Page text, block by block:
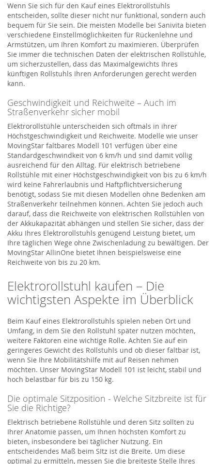
Wenn Sie sich für den Kauf eines Elektrorollstuhls
entscheiden, sollte dieser nicht nur funktional, sondern auch
bequem für Sie sein. Die meisten Modelle bei Sanivita bieten
verschiedene Einstellmöglichkeiten für Rückenlehne und
Armstützen, um Ihren Komfort zu maximieren. Überprüfen
Sie immer die technischen Daten der elektrischen Rollstühle,
um sicherzustellen, dass das Maximalgewichts Ihres
künftigen Rollstuhls Ihren Anforderungen gerecht werden
kann.
Geschwindigkeit und Reichweite – Auch im
Straßenverkehr sicher mobil
Elektrorollstühle unterscheiden sich oftmals in ihrer
Höchstgeschwindigkeit und Reichweite. Modelle wie unser
MovingStar faltbares Modell 101 verfügen über eine
Standardgeschwindkeit von 6 km/h und sind damit völlig
ausreichend für den Alltag. Für elektrisch betriebene
Rollstühle mit einer Höchstgeschwindigkeit von bis zu 6 km/h
wird keine Fahrerlaubnis und Haftpflichtversicherung
benötigt, sodass Sie mit diesen Modellen ohne Bedenken am
Straßenverkehr teilnehmen können. Achten Sie jedoch auch
darauf, dass die Reichweite von elektrischen Rollstühlen von
der Akkukapazität abhängen und stellen Sie sicher, dass der
Akku Ihres Elektrorollstuhls genügend Leistung bietet, um
Ihre täglichen Wege ohne Zwischenladung zu bewältigen. Der
MovingStar AllinOne bietet Ihnen beispielsweise eine
Reichweite von bis zu 20 km.
Elektrorollstuhl kaufen – Die
wichtigsten Aspekte im Überblick
Beim Kauf eines Elektrorollstuhls spielen neben Ort und
Umfang, in dem Sie den Rollstuhl später nutzen möchten,
weitere Faktoren eine wichtige Rolle. Achten Sie auf ein
geringeres Gewicht des Rollstuhls und ob dieser faltbar ist,
wenn Sie Ihre Mobilitätshilfe mit auf Reisen nehmen
möchten. Unser MovingStar Modell 101 ist leicht, stabil und
hoch belastbar für bis zu 150 kg.
Die optimale Sitzposition - Welche Sitzbreite ist für
Sie die Richtige?
Elektrisch betriebene Rollstühle und deren Sitz sollten zu
Ihrer Anatomie passen, um Ihnen höchsten Komfort zu
bieten, insbesondere bei täglicher Nutzung. Ein
entscheidendes Maß beim SItz ist die Breite. Um diese
optimal zu ermitteln, messen Sie die breiteste Stelle Ihres